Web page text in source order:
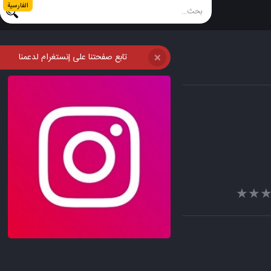
الفارسية
تابع صفحتنا على إنستغرام لدعمنا ❌